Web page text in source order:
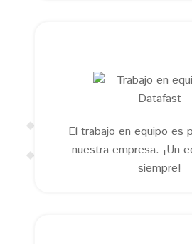
El trabajo en equipo es
nuestra empresa. ¡Un
siempre!